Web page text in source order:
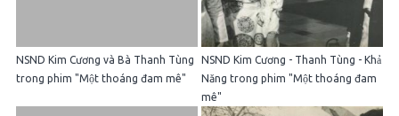
NSND Kim Cương và Bà Thanh Tùng
trong phim "Một thoáng đam mê"
NSND Kim Cương - Thanh Tùng - Khả
Năng trong phim "Một thoáng đam
mê"